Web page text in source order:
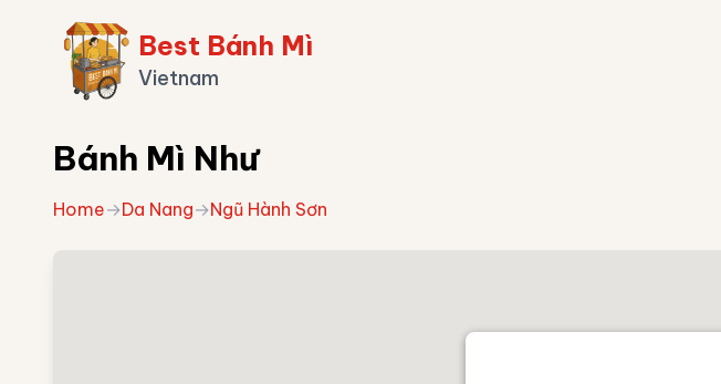
Best Bánh Mì
Vietnam
Bánh Mì Như
Home→Da Nang→Ngũ Hành Sơn